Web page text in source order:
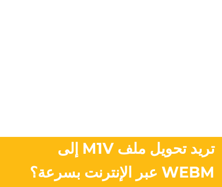
تريد تحويل ملف M1V إلى
WEBM عبر الإنترنت بسرعة؟